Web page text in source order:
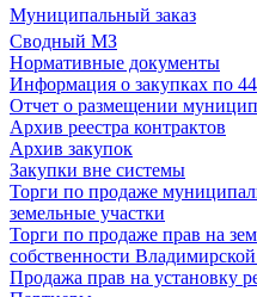
Муниципальный заказ
Сводный МЗ
Нормативные документы
Информация о закупках по
Отчет о размещении
Архив реестра контрактов
Архив закупок
Закупки вне системы
Торги по продаже
земельные участки
Торги по продаже прав на
собственности
Продажа прав на установку